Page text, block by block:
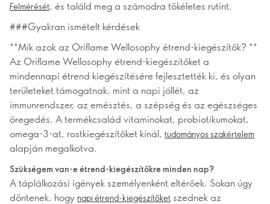
Felmérését, és találd meg a számodra tökéletes rutint.
###Gyakran ismételt kérdések
**Mik azok az Oriflame Wellosophy étrend-kiegészítők? **
Az Oriflame Wellosophy étrend-kiegészítőket a
mindennapi étrend kiegészítésére fejlesztették ki, és olyan
területeket támogatnak, mint a napi jóllét, az
immunrendszer, az emésztés, a szépség és az egészséges
öregedés. A termékcsalád vitaminokat, probiotikumokat,
omega-3-at, rostkiegészítőket kínál, tudományos szakértelem
alapján megalkotva.
Szükségem van-e étrend-kiegészítőkre minden nap?
A táplálkozási igények személyenként eltérőek. Sokan úgy
döntenek, hogy napi étrend-kiegészítőket szednek az